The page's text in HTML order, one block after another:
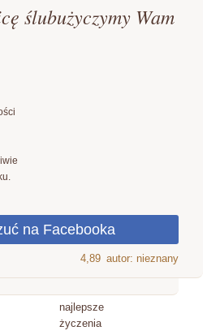
ślubużyczymy Wam
4,89 autor: nieznany
najlepsze
życzenia